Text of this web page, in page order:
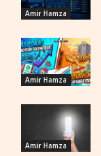
Amir Hamza
Amir Hamza
Amir Hamza